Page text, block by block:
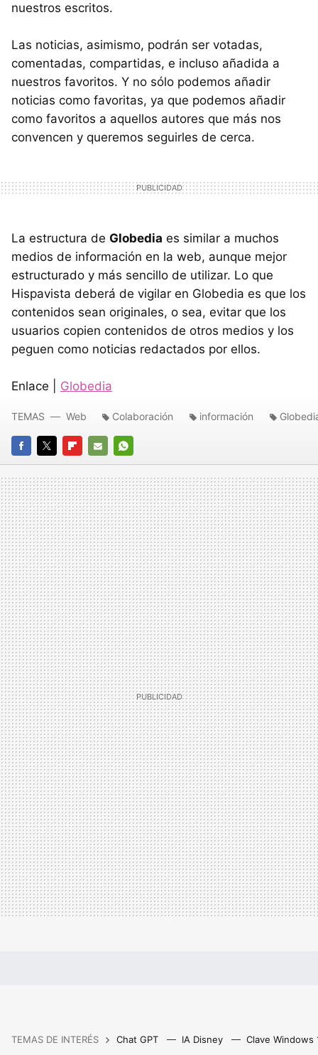
nuestros escritos.
Las noticias, asimismo, podrán ser votadas,
comentadas, compartidas, e incluso añadida a
nuestros favoritos. Y no sólo podemos añadir
noticias como favoritas, ya que podemos añadir
como favoritos a aquellos autores que más nos
convencen y queremos seguirles de cerca.
La estructura de Globedia es similar a muchos
medios de información en la web, aunque mejor
estructurado y más sencillo de utilizar. Lo que
Hispavista deberá de vigilar en Globedia es que los
contenidos sean originales, o sea, evitar que los
usuarios copien contenidos de otros medios y los
peguen como noticias redactados por ellos.
Enlace | Globedia
FACEBOOK
TWITTERFLIPBOARD
E-
MAIL
WHATSAPP
TEMAS Web Colaboración información
TEMAS DE INTERÉS Chat GPT IA Disney Clave Windows